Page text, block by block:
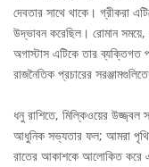
দেবতার সাথে থাকে। গ্রীকরা
উদ্ভাবন করেছিল। রোমান
অগাস্টাস এটিকে তার ব্যক্তিগত
রাজনৈতিক প্রচারের
ধনু রাশিতে, মিল্কিওয়ের
আধুনিক সভ্যতার ফল; আমরা
রাতের আকাশকে আলোকিত করে